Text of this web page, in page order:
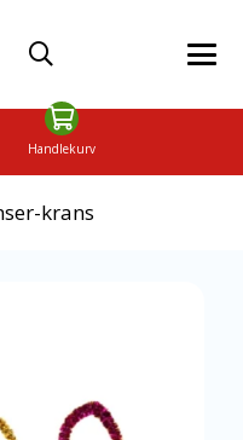
Handlekurv
krans